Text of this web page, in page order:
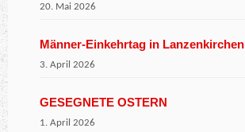
20. Mai 2026
Männer-Einkehrtag in
3. April 2026
GESEGNETE OSTERN
1. April 2026